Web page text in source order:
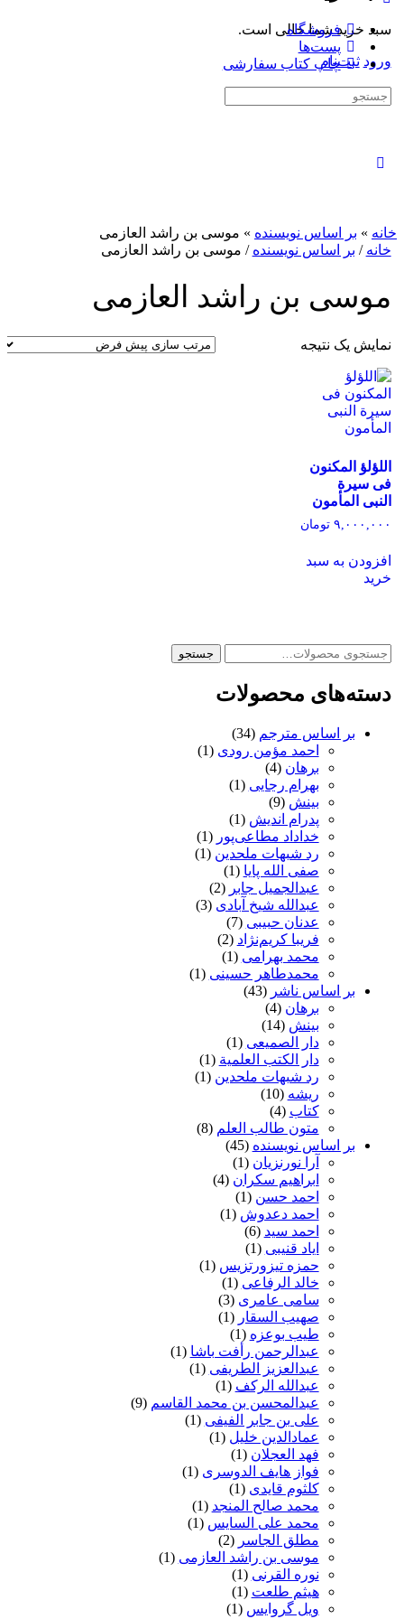
سبد خرید شما خالی است.
ورود ثبت‌نام
فروشگاه
پست‌ها
چاپ کتاب سفارشی
جستجوی:
خانه » بر اساس نویسنده » موسی بن راشد العازمی
خانه / بر اساس نویسنده / موسی بن راشد العازمی
موسی بن راشد العازمی
نمایش یک نتیجه
اللؤلؤ المکنون
فی سیرة
النبی المأمون
۹,۰۰۰,۰۰۰ تومان
افزودن به سبد
خرید
جستجو
جستجو
دسته‌های محصولات
بر اساس مترجم (34)
احمد مؤمن رودی (1)
برهان (4)
بهرام رجایی (1)
بینش (9)
پدرام اندیش (1)
خداداد مطاعی‌پور (1)
رد شبهات ملحدین (1)
صفی الله پایا (1)
عبدالجمیل جابر (2)
عبدالله شیخ آبادی (3)
عدنان حبیبی (7)
فریبا کریم‌نژاد (2)
محمد بهرامی (1)
محمدطاهر حسینی (1)
بر اساس ناشر (43)
برهان (4)
بینش (14)
دار الصمیعی (1)
دار الکتب العلمیة (1)
رد شبهات ملحدین (1)
ریشه (10)
کتاب (4)
متون طالب العلم (8)
بر اساس نویسنده (45)
آرا نورنزیان (1)
ابراهیم سکران (4)
احمد حسن (1)
احمد دعدوش (1)
احمد سید (6)
ایاد قنیبی (1)
حمزه تیزورتزیس (1)
خالد الرفاعی (1)
سامی عامری (3)
صهیب السقار (1)
طیب بوعزه (1)
عبدالرحمن رأفت باشا (1)
عبدالعزیز الطریفی (1)
عبدالله الرکف (1)
عبدالمحسن بن محمد القاسم (9)
علی بن جابر الفیفی (1)
عمادالدین خلیل (1)
فهد العجلان (1)
فواز هایف الدوسری (1)
کلثوم قایدی (1)
محمد صالح المنجد (1)
محمد علی السایس (1)
مطلق الجاسر (2)
موسی بن راشد العازمی (1)
نوره القرنی (1)
هیثم طلعت (1)
ویل گروایس (1)